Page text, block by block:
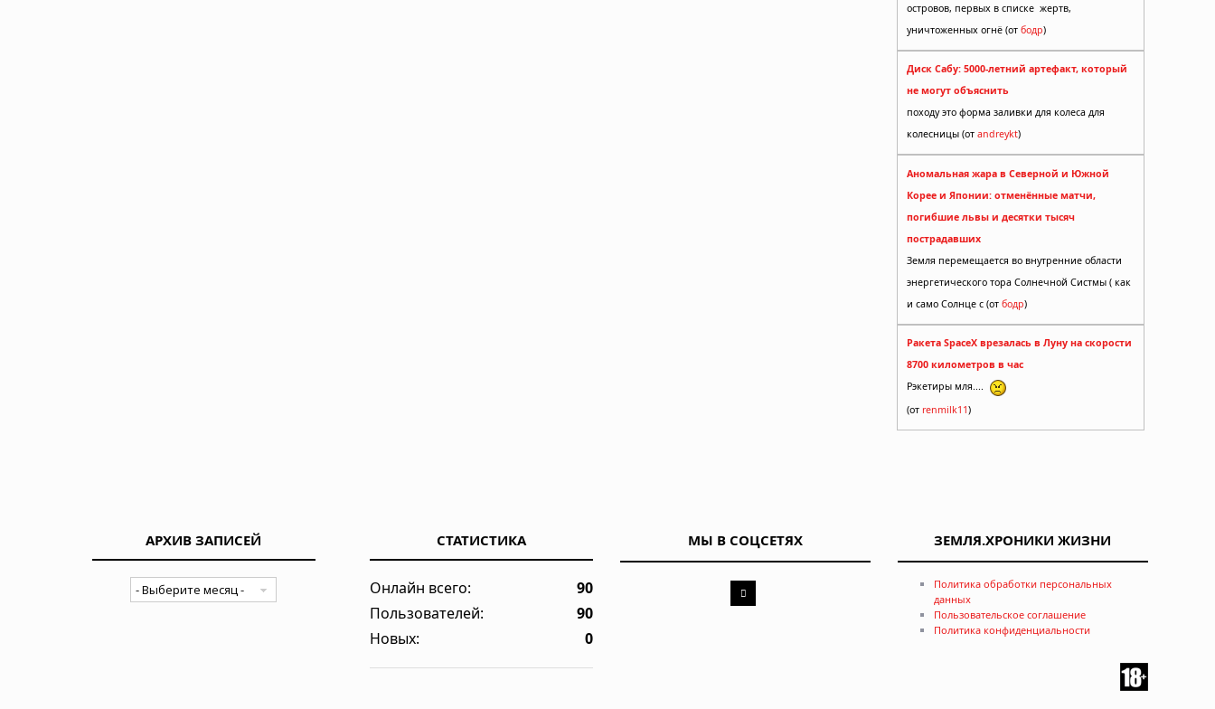
островов, первых в списке жертв,
уничтоженных огнё (от бодр)
Диск Сабу: 5000-летний артефакт, который
не могут объяснить
походу это форма заливки для колеса для
колесницы (от andreykt)
Аномальная жара в Северной и Южной
Корее и Японии: отменённые матчи,
погибшие львы и десятки тысяч
пострадавших
Земля перемещается во внутренние области
энергетического тора Солнечной Систмы ( как
и само Солнце с (от бодр)
Ракета SpaceX врезалась в Луну на скорости
8700 километров в час
Рэкетиры мля....
(от renmilk11)
АРХИВ ЗАПИСЕЙ СТАТИСТИКА
Онлайн всего:
90
Пользователей:
90
Новых:
0
МЫ В СОЦСЕТЯХ ЗЕМЛЯ.ХРОНИКИ ЖИЗНИ
Политика обработки персональных
данных
Пользовательское соглашение
Политика конфиденциальности